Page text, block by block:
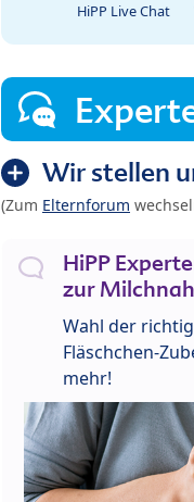
HiPP Live Chat
Wir stellen
(Zum Elternforum
HiPP
zur
Wahl der
Fläschchen-
mehr!